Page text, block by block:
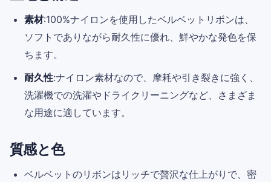
素材:100%ナイロンを使用したベルベットリボンは、
ソフトでありながら耐久性に優れ、鮮やかな発色を保
ちます。
耐久性:ナイロン素材なので、摩耗や引き裂きに強く、
洗濯機での洗濯やドライクリーニングなど、さまざま
な用途に適しています。
質感と色
ベルベットのリボンはリッチで贅沢な仕上がりで、密